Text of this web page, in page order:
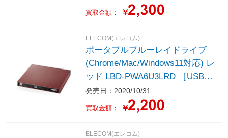
買取金額： ￥
ELECOM(エレコム)
ポータブルブルーレイドライブ
(Chrome/Mac/Windows11対応) レ
ッド LBD-PWA6U3LRD ［USB-
A］
発売日：2020/10/31
買取金額： ￥
ELECOM(エレコム)